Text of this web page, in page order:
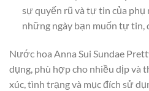
sự quyến rũ và tự tin của
những ngày bạn muốn tự tin,
Nước hoa Anna Sui Sundae
dụng, phù hợp cho nhiều dịp và
xúc, tình trạng và mục đích sử